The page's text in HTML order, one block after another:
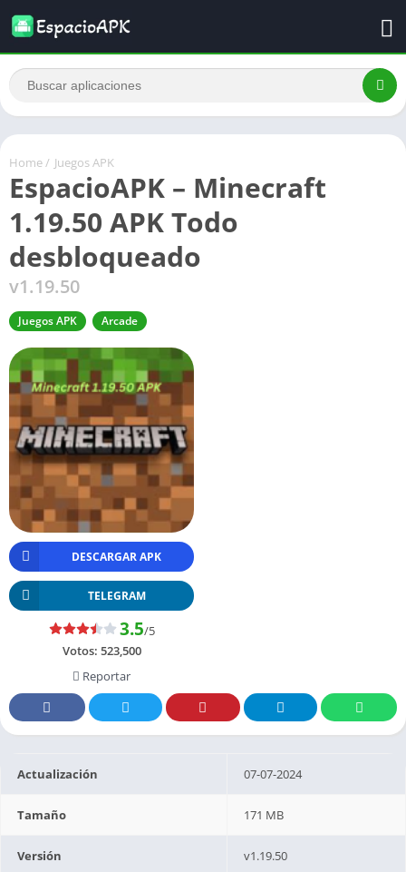
Home / Juegos APK
EspacioAPK – Minecraft
1.19.50 APK Todo
desbloqueado
v1.19.50
Juegos APK Arcade
DESCARGAR APK
TELEGRAM
3.5/5
Votos: 523,500
Reportar
Actualización 07-07-2024
Tamaño 171 MB
Versión v1.19.50